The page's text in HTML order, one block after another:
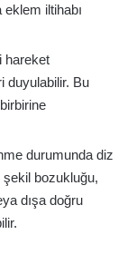
iltihabı
hareket
duyulabilir. Bu
durumunda diz
bozukluğu,
dışa doğru